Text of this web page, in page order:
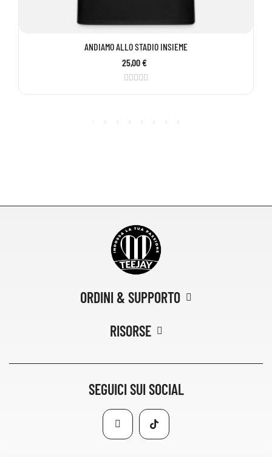
ANDIAMO ALLO STADIO INSIEME
25,00 €
ORDINI & SUPPORTO
RISORSE
SEGUICI SUI SOCIAL